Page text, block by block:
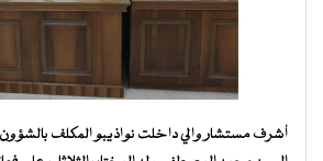
أشرف مستشار والي داخلت نواذيبو المكلف بالشؤون